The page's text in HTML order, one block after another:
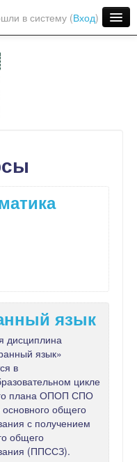
в систему (Вход)
язык
дисциплина
язык»
в
цикле
плана ОПОП СПО
основного общего
с получением
общего
(ППССЗ).